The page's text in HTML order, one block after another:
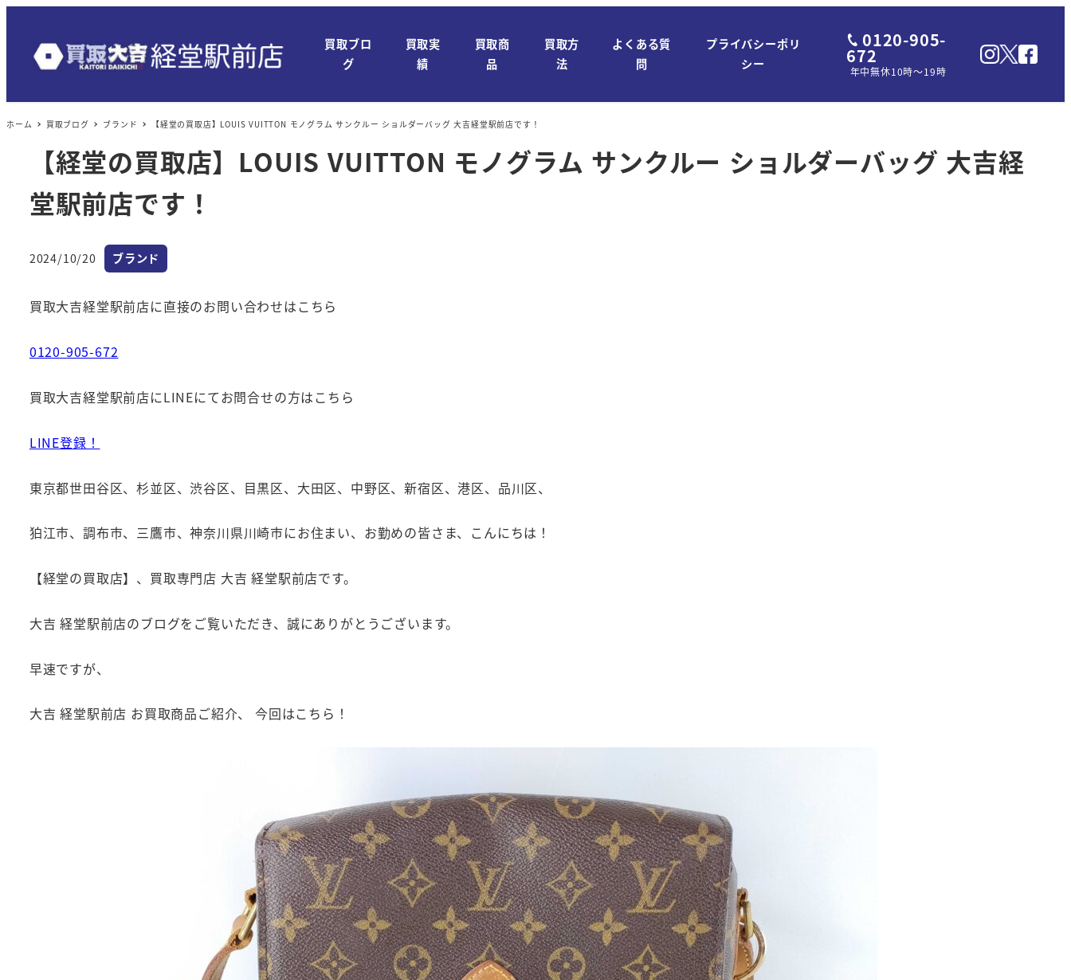
買取ブロ
グ
買取実
績
買取商
品
買取方
法
よくある質
問
プライバシーポリ
シー
0120-905-
672
年中無休10時～19時
ホーム 買取ブログ ブランド 【経堂の買取店】LOUIS VUITTON モノグラム サンクルー ショルダーバッグ 大吉経堂駅前店です！
【経堂の買取店】LOUIS VUITTON モノグラム サンクルー ショルダーバッグ 大吉経
堂駅前店です！
投稿日
2024/10/20 カテゴリー
ブランド
買取大吉経堂駅前店に直接のお問い合わせはこちら
0120-905-672
買取大吉経堂駅前店にLINEにてお問合せの方はこちら
LINE登録！
東京都世田谷区、杉並区、渋谷区、目黒区、大田区、中野区、新宿区、港区、品川区、
狛江市、調布市、三鷹市、神奈川県川崎市にお住まい、お勤めの皆さま、こんにちは！
【経堂の買取店】、買取専門店 大吉 経堂駅前店です。
大吉 経堂駅前店のブログをご覧いただき、誠にありがとうございます。
早速ですが、
大吉 経堂駅前店 お買取商品ご紹介、 今回はこちら！